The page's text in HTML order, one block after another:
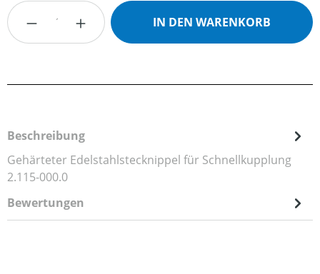
Produkt Anzahl: Gib den gewünschten
IN DEN WARENKORB
Beschreibung
Gehärteter Edelstahlstecknippel für Schnellkupplung
2.115-000.0
Bewertungen